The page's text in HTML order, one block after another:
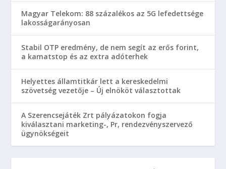
Magyar Telekom: 88 százalékos az 5G lefedettsége
lakosságarányosan
Stabil OTP eredmény, de nem segít az erős forint,
a kamatstop és az extra adóterhek
Helyettes államtitkár lett a kereskedelmi
szövetség vezetője – Új elnököt választottak
A Szerencsejáték Zrt pályázatokon fogja
kiválasztani marketing-, Pr, rendezvényszervező
ügynökségeit